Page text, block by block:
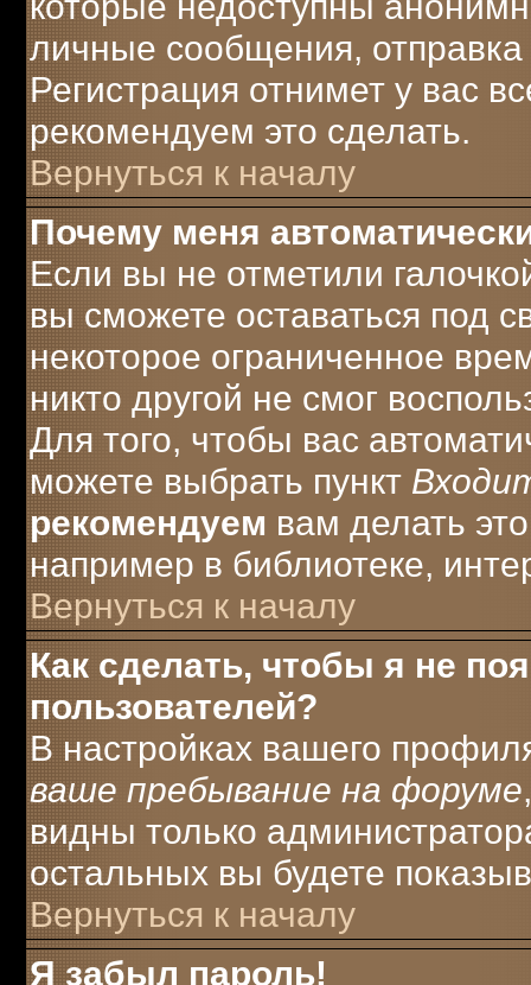
личные сообщения, отправка
Регистрация отнимет у вас
рекомендуем это сделать.
Вернуться к началу
Почему меня
Если вы не отметили
вы сможете оставаться под
некоторое ограниченное
никто другой не смог
Для того, чтобы вас
можете выбрать пункт
рекомендуем вам делать
например в библиотеке,
Вернуться к началу
Как сделать, чтобы я не
пользователей?
В настройках вашего
ваше пребывание на форуме
видны только
остальных вы будете
Вернуться к началу
Я забыл пароль!